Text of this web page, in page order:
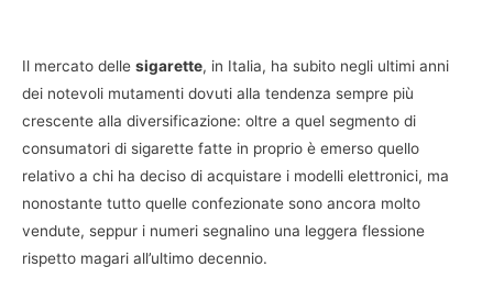
Il mercato delle sigarette, in Italia, ha subito negli ultimi anni
dei notevoli mutamenti dovuti alla tendenza sempre più
crescente alla diversificazione: oltre a quel segmento di
consumatori di sigarette fatte in proprio è emerso quello
relativo a chi ha deciso di acquistare i modelli elettronici, ma
nonostante tutto quelle confezionate sono ancora molto
vendute, seppur i numeri segnalino una leggera flessione
rispetto magari all’ultimo decennio.